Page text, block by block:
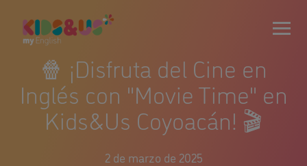
🍿 ¡Disfruta del Cine en
Inglés con "Movie Time" en
Kids&Us Coyoacán! 🎬
2 de marzo de 2025